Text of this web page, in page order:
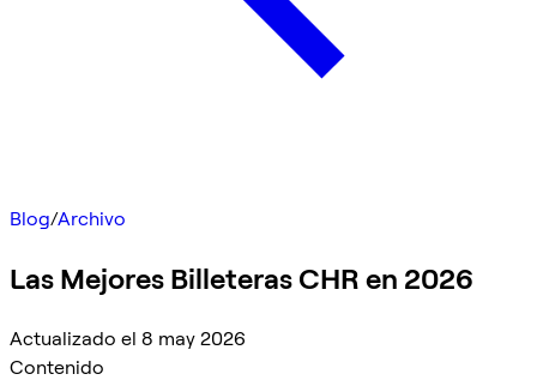
Blog/Archivo
Las Mejores Billeteras CHR en 2026
Actualizado el 8 may 2026
Contenido